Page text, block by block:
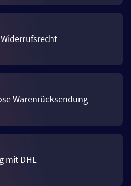
Warenrücksendung
mit DHL